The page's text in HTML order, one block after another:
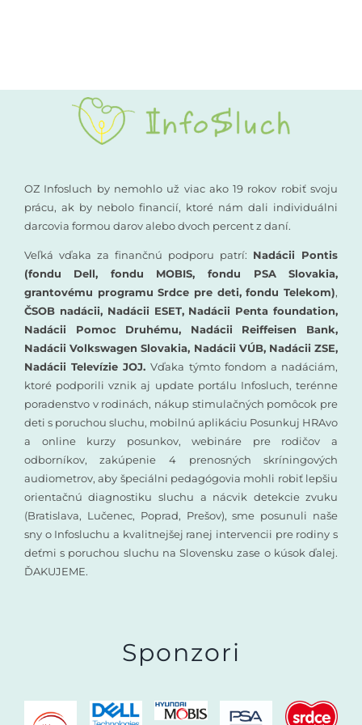
Rané poradenstvo
Vzdelávanie
OZ Infosluch by nemohlo už viac ako 19 rokov robiť svoju
prácu, ak by nebolo financií, ktoré nám dali individuálni
darcovia formou darov alebo dvoch percent z daní.
Veľká vďaka za finančnú podporu patrí: Nadácii Pontis
(fondu Dell, fondu MOBIS, fondu PSA Slovakia,
grantovému programu Srdce pre deti, fondu Telekom),
ČSOB nadácii, Nadácii ESET, Nadácii Penta foundation,
Nadácii Pomoc Druhému, Nadácii Reiffeisen Bank,
Nadácii Volkswagen Slovakia, Nadácii VÚB, Nadácii ZSE,
Nadácii Televízie JOJ.Vďaka týmto fondom a nadáciám,
ktoré podporili vznik aj update portálu Infosluch, terénne
poradenstvo v rodinách, nákup stimulačných pomôcok pre
deti s poruchou sluchu, mobilnú aplikáciu Posunkuj HRAvo
a online kurzy posunkov, webináre pre rodičov a
odborníkov, zakúpenie 4 prenosných skríningových
audiometrov, aby špeciálni pedagógovia mohli robiť lepšiu
orientačnú diagnostiku sluchu a nácvik detekcie zvuku
(Bratislava, Lučenec, Poprad, Prešov), sme posunuli naše
sny o Infosluchu a kvalitnejšej ranej intervencii pre rodiny s
deťmi s poruchou sluchu na Slovensku zase o kúsok ďalej.
ĎAKUJEME.
Sponzori